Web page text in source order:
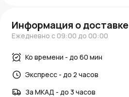
Информация о доставке
Ежедневно с 09:00 до 00:00
Ко времени - до 60 мин
Экспресс - до 2 часов
За МКАД - до 3 часов